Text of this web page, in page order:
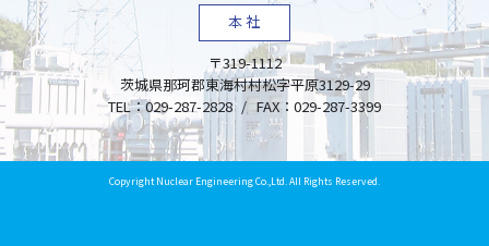
本社
〒319-1112
茨城県那珂郡東海村村松字平原3129-29
TEL：029-287-2828 / FAX： 029-287-3399
Copyright Nuclear Engineering Co.,Ltd. All Rights Reserved.